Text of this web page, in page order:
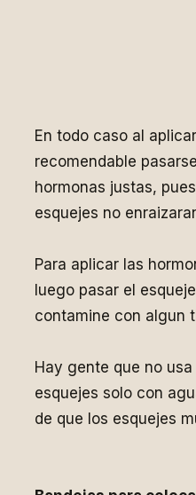
En todo caso al
recomendable
hormonas justas,
esquejes no
Para aplicar las
luego pasar el
contamine con algun
Hay gente que no
esquejes solo con
de que los esquejes